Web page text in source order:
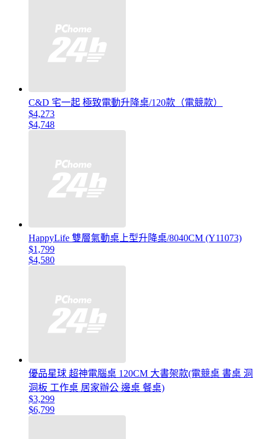
C&D 宅一起 極致電動升降桌/120款（電競款）
$4,273
$4,748
HappyLife 雙層氣動桌上型升降桌/8040CM (Y11073)
$1,799
$4,580
優品星球 超神電腦桌 120CM 大書架款(電競桌 書桌 洞
洞板 工作桌 居家辦公 邊桌 餐桌)
$3,299
$6,799